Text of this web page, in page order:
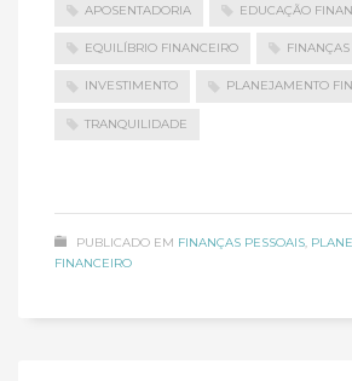
APOSENTADORIA EDUCAÇÃO
EQUILÍBRIO FINANCEIRO
INVESTIMENTO PLANEJAMENTO
TRANQUILIDADE
PUBLICADO EM FINANÇAS PESSOAIS,
FINANCEIRO